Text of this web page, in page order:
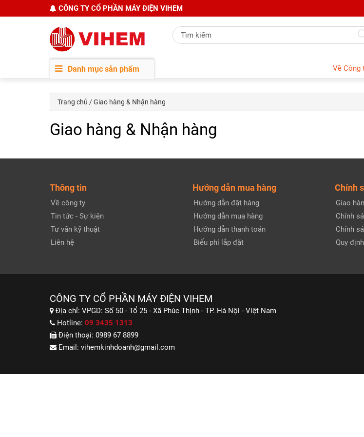
CÔNG TY CỔ PHẦN MÁY ĐIỆN VIHEM
Danh mục sản phẩm Về Công
Trang chủ / Giao hàng & Nhận hàng
Giao hàng & Nhận hàng
Thông tin
Về công ty
Tin tức - Sự kiện
Tư vấn kỹ thuật
Liên hệ
Hướng dẫn mua hàng
Hướng dẫn đặt hàng
Hướng dẫn mua hàng
Hướng dẫn thanh toán
Biểu phí lắp đặt
Chính
Giao
Chính
Chính
Quy
CÔNG TY CỔ PHẦN MÁY ĐIỆN VIHEM
Địa chỉ: VPGD: Số 50 - Tổ 25 - Xã Phúc Thịnh - TP. Hà Nội - Việt Nam
Hotline: 09 3435 1313
Điện thoại: 0989 67 8899
Email: vihemkinhdoanh@gmail.com